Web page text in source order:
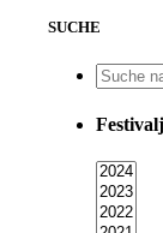
SUCHE